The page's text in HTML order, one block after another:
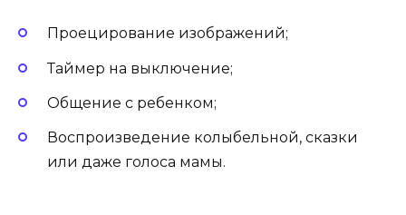
Проецирование изображений;
Таймер на выключение;
Общение с ребенком;
Воспроизведение колыбельной, сказки
или даже голоса мамы.